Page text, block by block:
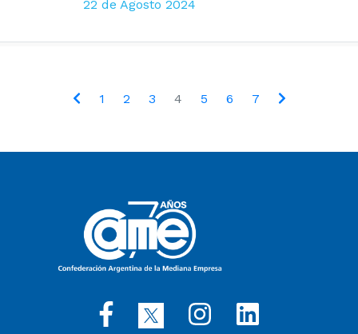
22 de Agosto 2024
1 2 3 4 5 6 7